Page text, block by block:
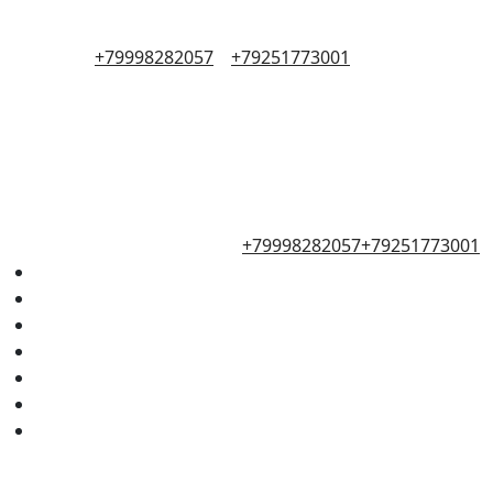
+79998282057 +79251773001
+79998282057+79251773001